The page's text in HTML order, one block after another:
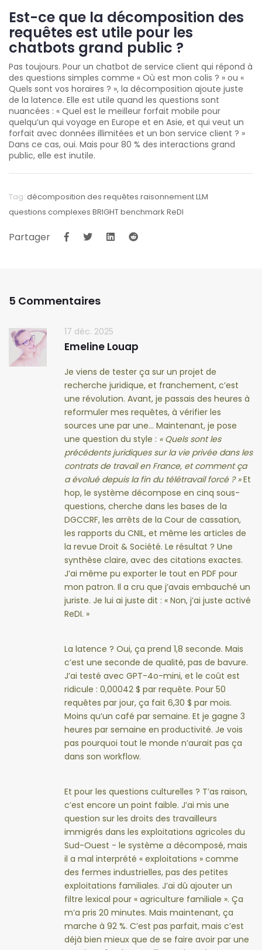
Est-ce que la décomposition des
requêtes est utile pour les
chatbots grand public ?
Pas toujours. Pour un chatbot de service client qui répond à
des questions simples comme « Où est mon colis ? » ou «
Quels sont vos horaires ? », la décomposition ajoute juste
de la latence. Elle est utile quand les questions sont
nuancées : « Quel est le meilleur forfait mobile pour
quelqu’un qui voyage en Europe et en Asie, et qui veut un
forfait avec données illimitées et un bon service client ? »
Dans ce cas, oui. Mais pour 80 % des interactions grand
public, elle est inutile.
Tag: décomposition des requêtes raisonnement LLM
questions complexes BRIGHT benchmark ReDI
Partager
5 Commentaires
17 déc. 2025
Emeline Louap
Je viens de tester ça sur un projet de
recherche juridique, et franchement, c’est
une révolution. Avant, je passais des heures à
reformuler mes requêtes, à vérifier les
sources une par une… Maintenant, je pose
une question du style : « Quels sont les
précédents juridiques sur la vie privée dans les
contrats de travail en France, et comment ça
a évolué depuis la fin du télétravail forcé ? »Et
hop, le système décompose en cinq sous-
questions, cherche dans les bases de la
DGCCRF, les arrêts de la Cour de cassation,
les rapports du CNIL, et même les articles de
la revue Droit & Société. Le résultat ? Une
synthèse claire, avec des citations exactes.
J’ai même pu exporter le tout en PDF pour
mon patron. Il a cru que j’avais embauché un
juriste. Je lui ai juste dit : « Non, j’ai juste activé
ReDI. »
La latence ? Oui, ça prend 1,8 seconde. Mais
c’est une seconde de qualité, pas de bavure.
J’ai testé avec GPT-4o-mini, et le coût est
ridicule : 0,00042 $ par requête. Pour 50
requêtes par jour, ça fait 6,30 $ par mois.
Moins qu’un café par semaine. Et je gagne 3
heures par semaine en productivité. Je vois
pas pourquoi tout le monde n’aurait pas ça
dans son workflow.
Et pour les questions culturelles ? T’as raison,
c’est encore un point faible. J’ai mis une
question sur les droits des travailleurs
immigrés dans les exploitations agricoles du
Sud-Ouest - le système a décomposé, mais
il a mal interprété « exploitations » comme
des fermes industrielles, pas des petites
exploitations familiales. J’ai dû ajouter un
filtre lexical pour « agriculture familiale ». Ça
m’a pris 20 minutes. Mais maintenant, ça
marche à 92 %. C’est pas parfait, mais c’est
déjà bien mieux que de se faire avoir par une